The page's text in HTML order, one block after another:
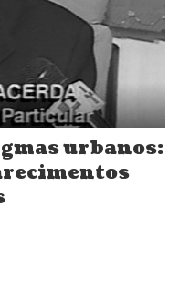
urbanos: